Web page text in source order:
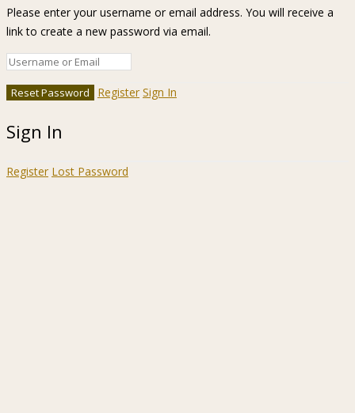
Please enter your username or email address. You will receive a
link to create a new password via email.
Register Sign In
Sign In
Register Lost Password